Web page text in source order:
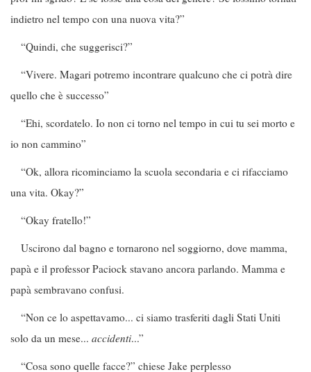
indietro nel tempo con una nuova vita?”
“Quindi, che suggerisci?”
“Vivere. Magari potremo incontrare qualcuno che ci potrà dire
quello che è successo”
“Ehi, scordatelo. Io non ci torno nel tempo in cui tu sei morto e
io non cammino”
“Ok, allora ricominciamo la scuola secondaria e ci rifacciamo
una vita. Okay?”
“Okay fratello!”
Uscirono dal bagno e tornarono nel soggiorno, dove mamma,
papà e il professor Paciock stavano ancora parlando. Mamma e
papà sembravano confusi.
“Non ce lo aspettavamo... ci siamo trasferiti dagli Stati Uniti
solo da un mese... accidenti...”
“Cosa sono quelle facce?” chiese Jake perplesso